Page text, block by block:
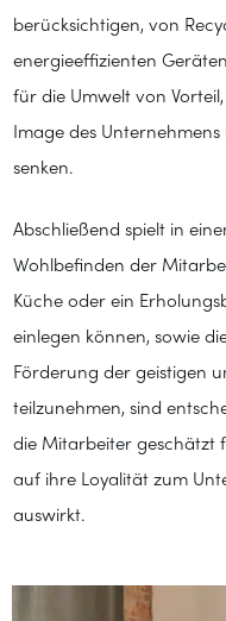
berücksichtigen, von
energieeffizienten
für die Umwelt von
Image des
senken.
Abschließend spielt in
Wohlbefinden der
Küche oder ein
einlegen können, sowie
Förderung der geistigen
teilzunehmen, sind
die Mitarbeiter geschätzt
auf ihre Loyalität zum
auswirkt.